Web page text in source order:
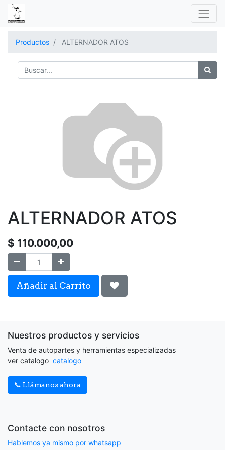
Productos ALTERNADOR ATOS
ALTERNADOR ATOS
$ 110.000,00
Añadir al Carrito
Nuestros productos y servicios
Venta de autopartes y herramientas especializadas
ver catalogo catalogo
📞 Llámanos ahora
Contacte con nosotros
Hablemos ya mismo por whatsapp